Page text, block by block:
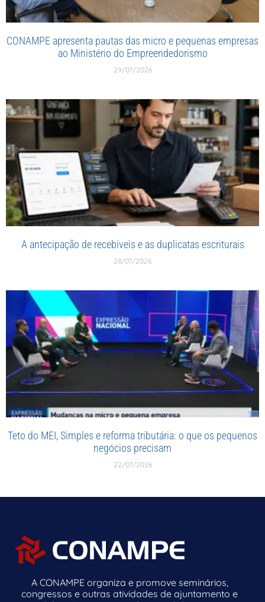
CONAMPE apresenta pautas das micro e pequenas empresas
ao Ministério do Empreendedorismo
29/07/2026
A antecipação de recebíveis e as duplicatas escriturais
28/07/2026
Teto do MEI, Simples e reforma tributária: o que os pequenos
negócios precisam
22/07/2026
A CONAMPE organiza e promove seminários,
congressos e outras atividades de ajuntamento e